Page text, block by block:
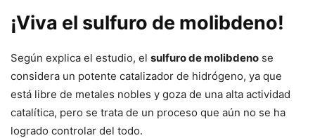
¡Viva el sulfuro de molibdeno!
Según explica el estudio, el sulfuro de molibdeno se
considera un potente catalizador de hidrógeno, ya que
está libre de metales nobles y goza de una alta actividad
catalítica, pero se trata de un proceso que aún no se ha
logrado controlar del todo.